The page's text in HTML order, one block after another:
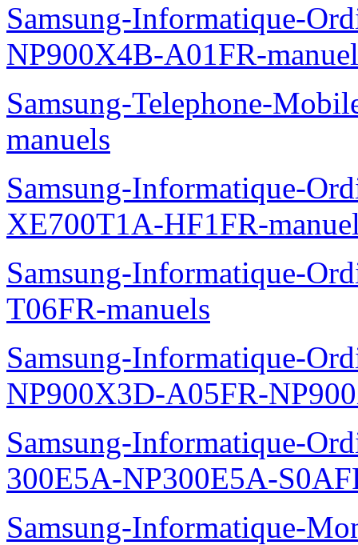
Samsung-Informatique-
NP900X4B-A01FR-
Samsung-Telephone-
manuels
Samsung-Informatique-
XE700T1A-HF1FR-
Samsung-Informatique-
T06FR-manuels
Samsung-Informatique-
NP900X3D-A05FR-
Samsung-Informatique-
300E5A-NP300E5A-
Samsung-Informatique-